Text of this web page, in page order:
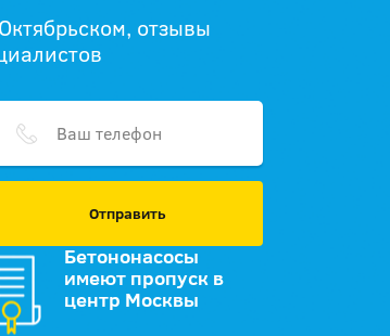
отзывы
Отправить
Бетононасосы
имеют пропуск в
центр Москвы